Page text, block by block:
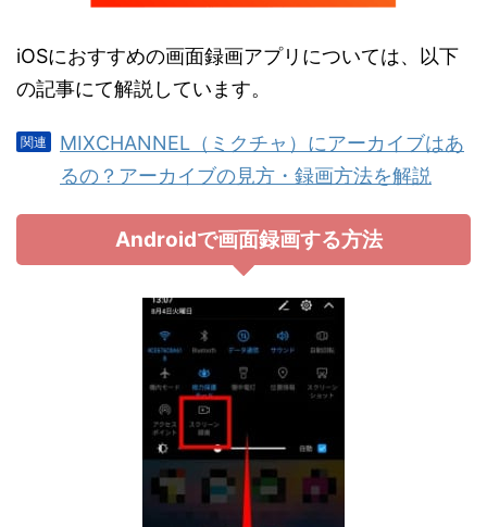
iOSにおすすめの画面録画アプリについては、以下
の記事にて解説しています。
MIXCHANNEL（ミクチャ）にアーカイブはあ
るの？アーカイブの見方・録画方法を解説
Androidで画面録画する方法